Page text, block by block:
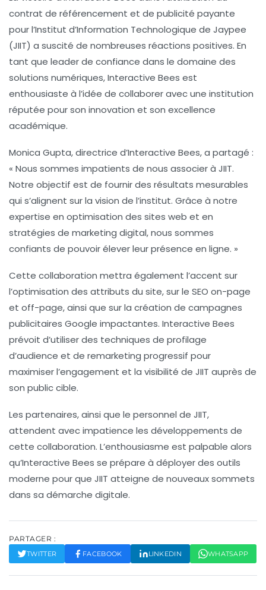
contrat de référencement et de publicité payante
pour l’Institut d’Information Technologique de Jaypee
(JIIT) a suscité de nombreuses réactions positives. En
tant que leader de confiance dans le domaine des
solutions numériques, Interactive Bees est
enthousiaste à l’idée de collaborer avec une institution
réputée pour son innovation et son excellence
académique.
Monica Gupta, directrice d’Interactive Bees, a partagé :
« Nous sommes impatients de nous associer à JIIT.
Notre objectif est de fournir des résultats mesurables
qui s’alignent sur la vision de l’institut. Grâce à notre
expertise en optimisation des sites web et en
stratégies de marketing digital, nous sommes
confiants de pouvoir élever leur présence en ligne. »
Cette collaboration mettra également l’accent sur
l’optimisation des attributs du site, sur le SEO on-page
et off-page, ainsi que sur la création de campagnes
publicitaires Google impactantes. Interactive Bees
prévoit d’utiliser des techniques de profilage
d’audience et de remarketing progressif pour
maximiser l’engagement et la visibilité de JIIT auprès de
son public cible.
Les partenaires, ainsi que le personnel de JIIT,
attendent avec impatience les développements de
cette collaboration. L’enthousiasme est palpable alors
qu’Interactive Bees se prépare à déployer des outils
moderne pour que JIIT atteigne de nouveaux sommets
dans sa démarche digitale.
PARTAGER :
TWITTER FACEBOOK LINKEDIN WHATSAPP